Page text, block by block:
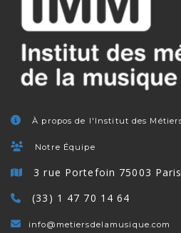
À propos de l'Institut des
Notre Équipe
3 rue Portefoin 75003 Paris
(33) 1 47 70 14 64
info@metiersdelamusique.com